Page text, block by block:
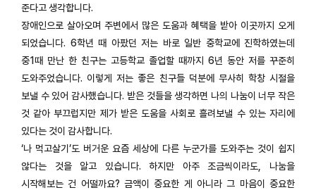
준다고 생각합니다.
장애인으로 살아오며 주변에서 많은 도움과 혜택을 받아 이곳까지 오게
되었습니다. 6학년 때 아팠던 저는 바로 일반 중학교에 진학하였는데
중1때 만난 한 친구는 고등학교 졸업할 때까지 6년 동안 저를 꾸준히
도와주었습니다. 이렇게 저는 좋은 친구들 덕분에 무사히 학창 시절을
보낼 수 있어 감사했습니다. 받은 것들을 생각하면 나의 나눔이 너무 작은
것 같아 부끄럽지만 제가 받은 도움을 사회로 흘려보낼 수 있는 자리에
있다는 것이 감사합니다.
‘나 먹고살기’도 버거운 요즘 세상에 다른 누군가를 도와주는 것이 쉽지
않다는 것을 알고 있습니다. 하지만 아주 조금씩이라도, 나눔을
시작해보는 건 어떨까요? 금액이 중요한 게 아니라 그 마음이 중요한